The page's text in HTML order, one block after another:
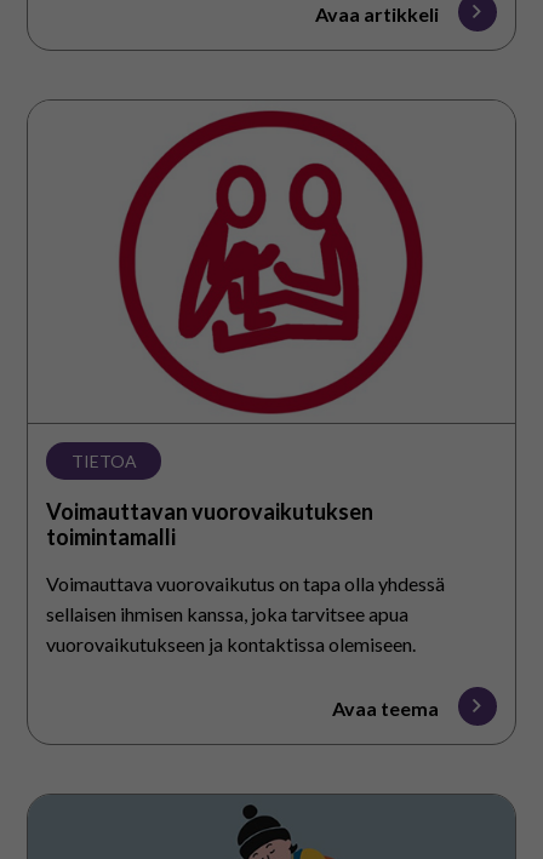
Avaa artikkeli
vuorovaikutuksen
toimintamalli
TIETOA
Voimauttavan vuorovaikutuksen
toimintamalli
Voimauttava vuorovaikutus on tapa olla yhdessä
sellaisen ihmisen kanssa, joka tarvitsee apua
vuorovaikutukseen ja kontaktissa olemiseen.
Avaa teema